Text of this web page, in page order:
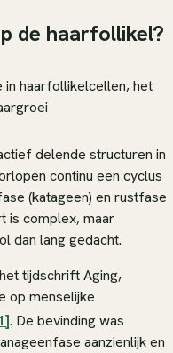
de haarfollikel?
delende structuren in
continu een cyclus
(katageen) en rustfase
is complex, maar
dan lang gedacht.
tijdschriftAging,
op menselijke
. De bevinding was
aanzienlijk en